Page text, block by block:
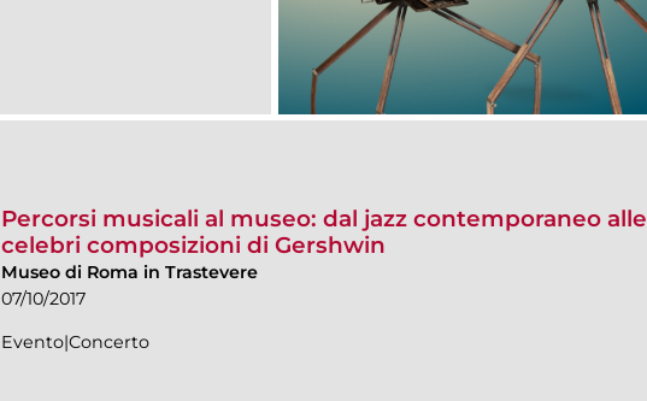
Percorsi musicali al museo: dal jazz contemporaneo alle
celebri composizioni di Gershwin
Museo di Roma in Trastevere
07/10/2017
Evento|Concerto